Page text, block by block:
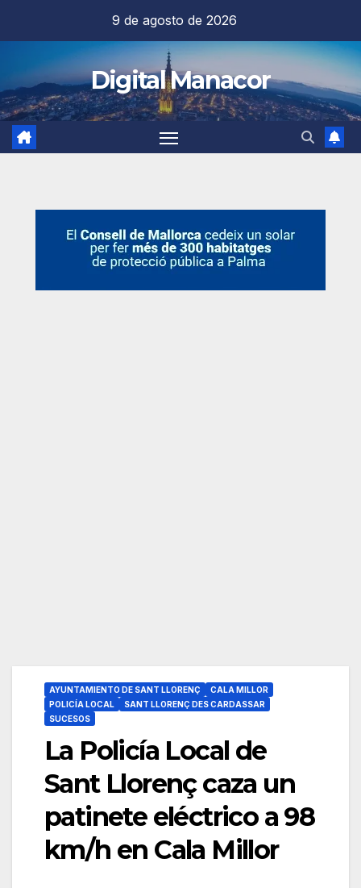
contenido
9 de agosto de 2026
Digital Manacor
AYUNTAMIENTO DE SANT LLORENÇ
CALA MILLOR
POLICÍA LOCAL
SANT LLORENÇ DES CARDASSAR
SUCESOS
La Policía Local de
Sant Llorenç caza un
patinete eléctrico a 98
km/h en Cala Millor